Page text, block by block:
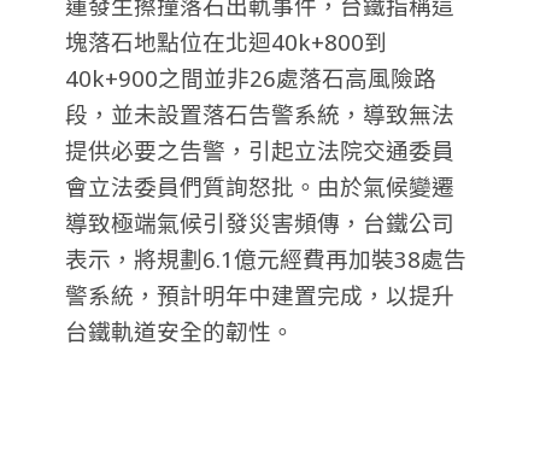
塊落石地點位在北迴40k+800到
40k+900之間並非26處落石高風險路
段，並未設置落石告警系統，導致無法
提供必要之告警，引起立法院交通委員
會立法委員們質詢怒批。由於氣候變遷
導致極端氣候引發災害頻傳，台鐵公司
表示，將規劃6.1億元經費再加裝38處告
警系統，預計明年中建置完成，以提升
台鐵軌道安全的韌性。